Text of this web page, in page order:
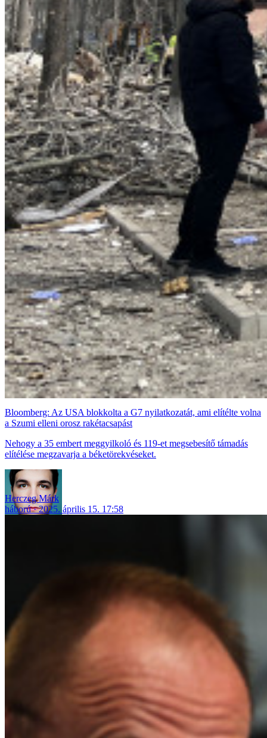
Bloomberg: Az USA blokkolta a G7 nyilatkozatát, ami elítélte volna
a Szumi elleni orosz rakétacsapást
Nehogy a 35 embert meggyilkoló és 119-et megsebesítő támadás
elítélése megzavarja a béketörekvéseket.
Herczeg Márk
háború
2025. április 15. 17:58